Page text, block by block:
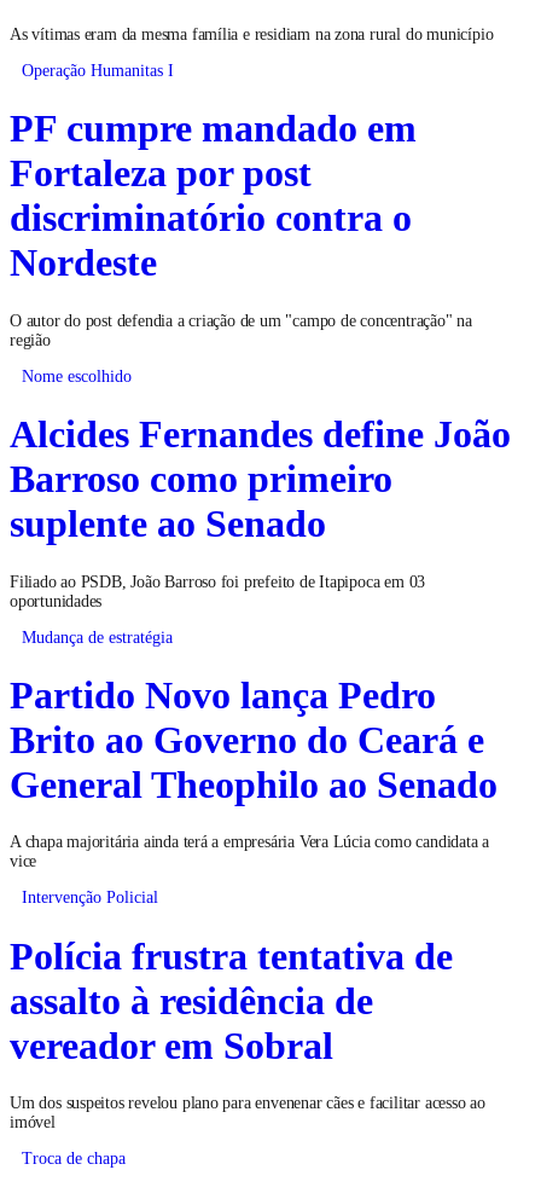
As vítimas eram da mesma família e residiam na zona rural do município
Operação Humanitas I
PF cumpre mandado em
Fortaleza por post
discriminatório contra o
Nordeste
O autor do post defendia a criação de um "campo de concentração" na
região
Nome escolhido
Alcides Fernandes define João
Barroso como primeiro
suplente ao Senado
Filiado ao PSDB, João Barroso foi prefeito de Itapipoca em 03
oportunidades
Mudança de estratégia
Partido Novo lança Pedro
Brito ao Governo do Ceará e
General Theophilo ao Senado
A chapa majoritária ainda terá a empresária Vera Lúcia como candidata a
vice
Intervenção Policial
Polícia frustra tentativa de
assalto à residência de
vereador em Sobral
Um dos suspeitos revelou plano para envenenar cães e facilitar acesso ao
imóvel
Troca de chapa